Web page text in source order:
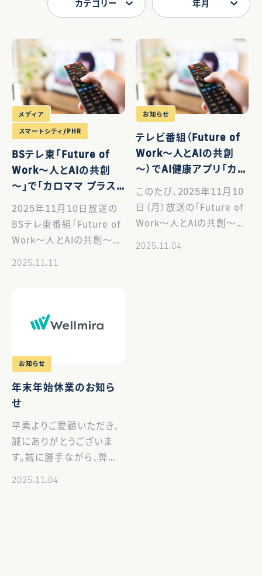
カテゴリー 年月
メディア
スマートシティ/PHR
BSテレ東「Future of
Work～人とAIの共創
～」で「カロママ プラス」
が紹介されました
2025年11月10日放送の
BSテレ東番組「Future of
Work～人とAIの共創～」
おける市民の健康づくりへ
2025.11.11
お知らせ
テレビ番組（Future of
Work～人とAIの共創
～）でAI健康アプリ「カロ
ママ プラス」が紹介され
ます
このたび、2025年11月10
日（月）放送の「Future of
Work～人とAIの共創～」
2025.11.04
お知らせ
年末年始休業のお知ら
せ
平素よりご愛顧いただき、
誠にありがとうございま
す。誠に勝手ながら、弊社
2025.11.04